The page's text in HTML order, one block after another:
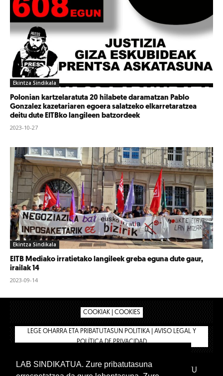
Ekintza Sindikala
Polonian kartzelaratuta 20 hilabete daramatzan Pablo
Gonzalez kazetariaren egoera salatzeko elkarretaratzea
deitu dute EITBko langileen batzordeek
2023-10-27
Ekintza Sindikala
EITB Mediako irratietako langileek greba eguna dute gaur,
irailak 14
2023-09-14
COOKIAK | COOKIES
LEGE OHARRA ETA PRIBATUTASUN POLITIKA | AVISO LEGAL Y
POLÍTICA DE PRIVACIDAD
IPAR HEGOA FUNDAZIOA
AFILIATU
LAB SINDIKATUA. Zure pribatutasuna